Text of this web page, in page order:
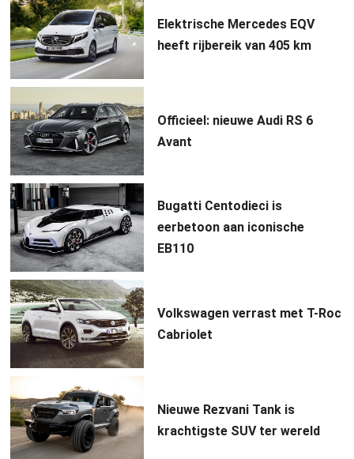
Elektrische Mercedes EQV
heeft rijbereik van 405 km
Officieel: nieuwe Audi RS 6
Avant
Bugatti Centodieci is
eerbetoon aan iconische
EB110
Volkswagen verrast met T-Roc
Cabriolet
Nieuwe Rezvani Tank is
krachtigste SUV ter wereld